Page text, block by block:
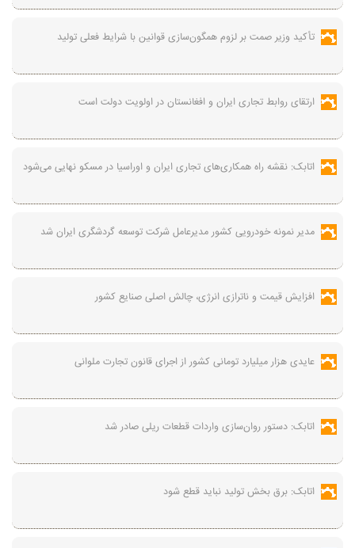
تأکید وزیر صمت بر لزوم همگون‌سازی قوانین با شرایط فعلی تولید
ارتقای روابط تجاری ایران و افغانستان در اولویت دولت است
اتابک: نقشه راه همکاری‌های تجاری ایران و اوراسیا در مسکو نهایی می‌شود
مدیر نمونه خودرویی کشور مدیرعامل شرکت توسعه گردشگری ایران شد
افزایش قیمت و ناترازی انرژی، چالش اصلی صنایع کشور
عایدی هزار میلیارد تومانی کشور از اجرای قانون تجارت ملوانی
اتابک: دستور روان‌سازی واردات قطعات ریلی صادر شد
اتابک: برق بخش تولید نباید قطع شود